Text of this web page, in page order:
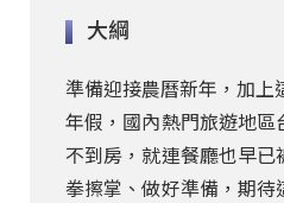
大綱
準備迎接農曆新年，加上
年假，國內熱門旅遊地區
不到房，就連餐廳也早
拳擦掌、做好準備，期待